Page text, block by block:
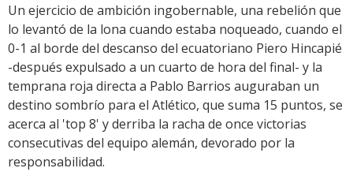
Un ejercicio de ambición ingobernable, una rebelión que
lo levantó de la lona cuando estaba noqueado, cuando el
0-1 al borde del descanso del ecuatoriano Piero Hincapié
-después expulsado a un cuarto de hora del final- y la
temprana roja directa a Pablo Barrios auguraban un
destino sombrío para el Atlético, que suma 15 puntos, se
acerca al 'top 8' y derriba la racha de once victorias
consecutivas del equipo alemán, devorado por la
responsabilidad.